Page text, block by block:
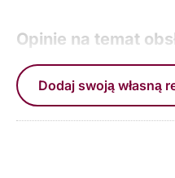
Opinie na temat
Dodaj swoją własną